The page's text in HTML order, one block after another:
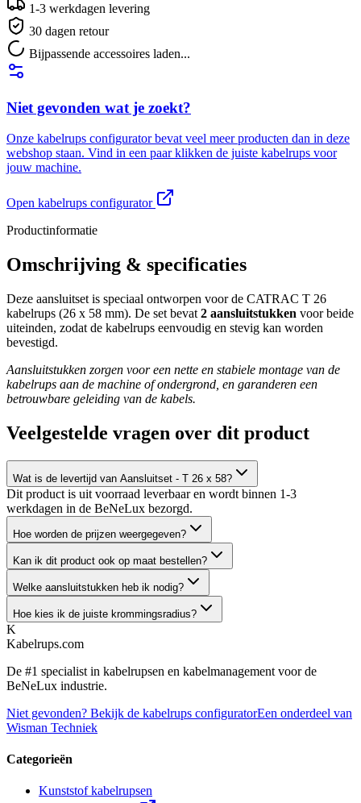
1-3 werkdagen levering
30 dagen retour
Bijpassende accessoires laden...
Niet gevonden wat je zoekt?
Onze kabelrups configurator bevat veel meer producten dan in deze
webshop staan. Vind in een paar klikken de juiste kabelrups voor
jouw machine.
Open kabelrups configurator
Productinformatie
Omschrijving & specificaties
Deze aansluitset is speciaal ontworpen voor de CATRAC T 26
kabelrups (26 x 58 mm). De set bevat 2 aansluitstukken voor beide
uiteinden, zodat de kabelrups eenvoudig en stevig kan worden
bevestigd.
Aansluitstukken zorgen voor een nette en stabiele montage van de
kabelrups aan de machine of ondergrond, en garanderen een
betrouwbare geleiding van de kabels.
Veelgestelde vragen over dit product
Wat is de levertijd van Aansluitset - T 26 x 58?
Dit product is uit voorraad leverbaar en wordt binnen 1-3
werkdagen in de BeNeLux bezorgd.
Hoe worden de prijzen weergegeven?
Kan ik dit product ook op maat bestellen?
Welke aansluitstukken heb ik nodig?
Hoe kies ik de juiste krommingsradius?
K
Kabelrups.com
De #1 specialist in kabelrupsen en kabelmanagement voor de
BeNeLux industrie.
Niet gevonden? Bekijk de kabelrups configuratorEen onderdeel van
Wisman Techniek
Categorieën
Kunststof kabelrupsen